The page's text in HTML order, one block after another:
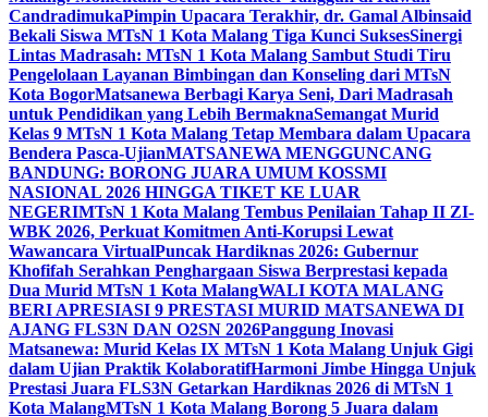
CandradimukaPimpin Upacara Terakhir, dr. Gamal Albinsaid
Bekali Siswa MTsN 1 Kota Malang Tiga Kunci SuksesSinergi
Lintas Madrasah: MTsN 1 Kota Malang Sambut Studi Tiru
Pengelolaan Layanan Bimbingan dan Konseling dari MTsN
Kota BogorMatsanewa Berbagi Karya Seni, Dari Madrasah
untuk Pendidikan yang Lebih BermaknaSemangat Murid
Kelas 9 MTsN 1 Kota Malang Tetap Membara dalam Upacara
Bendera Pasca-UjianMATSANEWA MENGGUNCANG
BANDUNG: BORONG JUARA UMUM KOSSMI
NASIONAL 2026 HINGGA TIKET KE LUAR
NEGERIMTsN 1 Kota Malang Tembus Penilaian Tahap II ZI-
WBK 2026, Perkuat Komitmen Anti-Korupsi Lewat
Wawancara VirtualPuncak Hardiknas 2026: Gubernur
Khofifah Serahkan Penghargaan Siswa Berprestasi kepada
Dua Murid MTsN 1 Kota MalangWALI KOTA MALANG
BERI APRESIASI 9 PRESTASI MURID MATSANEWA DI
AJANG FLS3N DAN O2SN 2026Panggung Inovasi
Matsanewa: Murid Kelas IX MTsN 1 Kota Malang Unjuk Gigi
dalam Ujian Praktik KolaboratifHarmoni Jimbe Hingga Unjuk
Prestasi Juara FLS3N Getarkan Hardiknas 2026 di MTsN 1
Kota MalangMTsN 1 Kota Malang Borong 5 Juara dalam